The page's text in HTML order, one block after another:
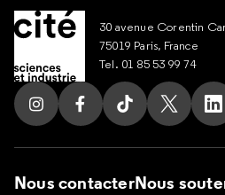
30 avenue Corentin
75019 Paris, France
Tel. 01 85 53 99 74
Suivez nous sur Instagram
Suivez nous sur
Suivez nous
Suivez
Nous contacterNous